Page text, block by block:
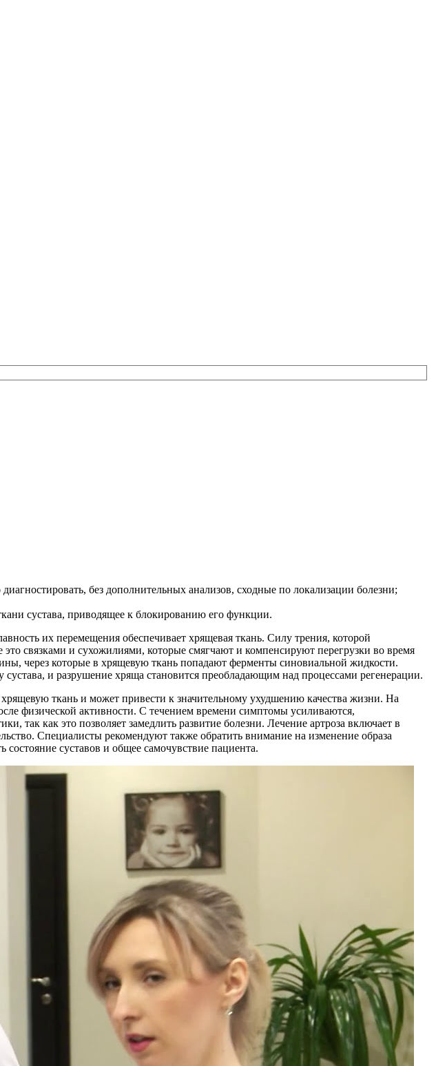
без дополнительных анализов, сходные по локализации болезни;
сустава, приводящее к блокированию его функции.
их перемещения обеспечивает хрящевая ткань. Силу трения, которой
связками и сухожилиями, которые смягчают и компенсируют перегрузки во время
через которые в хрящевую ткань попадают ферменты синовиальной жидкости.
и разрушение хряща становится преобладающим над процессами регенерации.
ткань и может привести к значительному ухудшению качества жизни. На
физической активности. С течением времени симптомы усиливаются,
так как это позволяет замедлить развитие болезни. Лечение артроза включает в
Специалисты рекомендуют также обратить внимание на изменение образа
суставов и общее самочувствие пациента.